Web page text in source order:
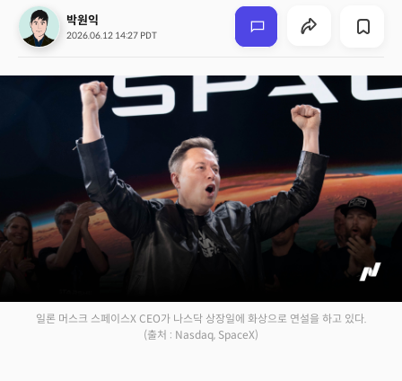
박원익
2026.06.12 14:27 PDT
일론 머스크 스페이스X CEO가 나스닥 상장일에 화상으로 연설을 하고 있다.
(출처 : Nasdaq, SpaceX)